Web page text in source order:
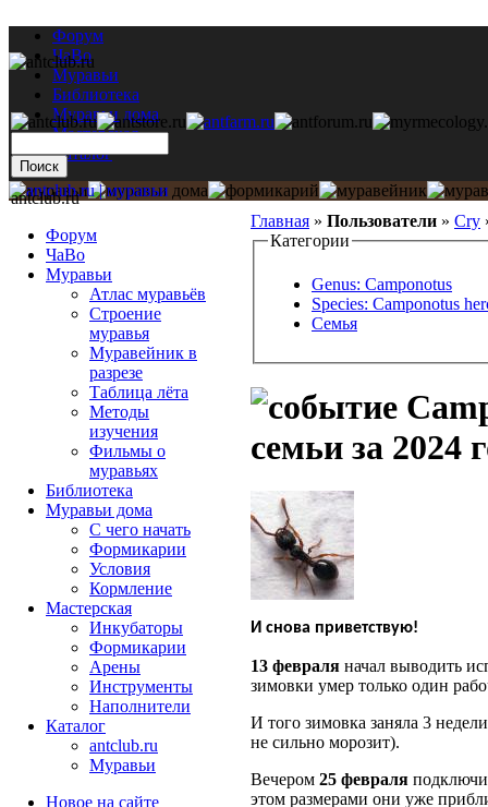
Форум
ЧаВо
Муравьи
Библиотека
Муравьи дома
Мастерская
Каталог
Главная » Пользователи » Cry
Категории
Genus: Camponotus
Species: Camponotus
Семья
семьи за 2024
И снова приветствую!
13 февраля начал выводить
зимовки умер только один
И того зимовка заняла 3
не сильно морозит).
Вечером 25 февраля
этом размерами они уже
antclub.ru
Форум
ЧаВо
Муравьи
Атлас муравьёв
Строение
муравья
Муравейник в
разрезе
Таблица лёта
Методы
изучения
Фильмы о
муравьях
Библиотека
Муравьи дома
С чего начать
Формикарии
Условия
Кормление
Мастерская
Инкубаторы
Формикарии
Арены
Инструменты
Наполнители
Каталог
antclub.ru
Муравьи
Новое на сайте